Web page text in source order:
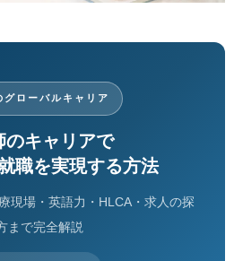
グローバルキャリア
のキャリアで
職を実現する方法
現場・英語力・HLCA・求人の探
まで完全解説